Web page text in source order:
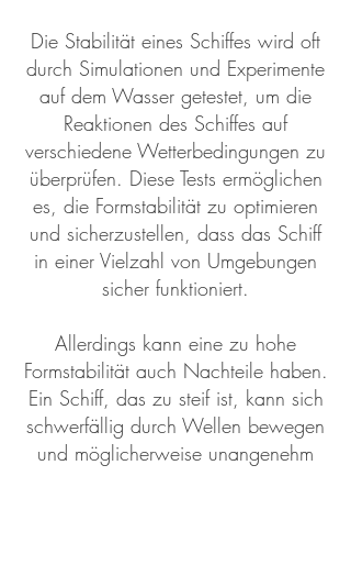
Die Stabilität eines Schiffes wird oft
durch Simulationen und Experimente
auf dem Wasser getestet, um die
Reaktionen des Schiffes auf
verschiedene Wetterbedingungen zu
überprüfen. Diese Tests ermöglichen
es, die Formstabilität zu optimieren
und sicherzustellen, dass das Schiff
in einer Vielzahl von Umgebungen
sicher funktioniert.
Allerdings kann eine zu hohe
Formstabilität auch Nachteile haben.
Ein Schiff, das zu steif ist, kann sich
schwerfällig durch Wellen bewegen
und möglicherweise unangenehm